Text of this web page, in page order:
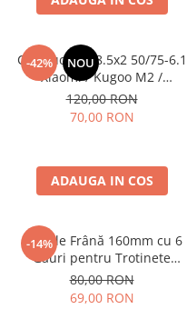
https://
Stop trotineta
https://
Cricuri trotineta
Suruburi
-42% NOU
Cauciuc Plin 8.5x2 50/75-6.1
Xiaomi / Kugoo M2 /
Ducati/Evergreen/Motus/
120,00 RON
70,00 RON
ADAUGA IN COS
-14%
Disc de Frână 160mm cu 6
Găuri pentru Trotinete
Electrice KuKirin G4 (Model
2025) și KuKirin G2 –
Performanță Premium
80,00 RON
69,00 RON